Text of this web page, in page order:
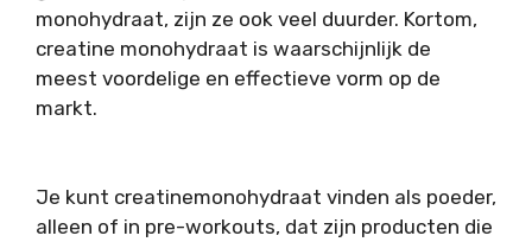
monohydraat, zijn ze ook veel duurder. Kortom,
creatine monohydraat is waarschijnlijk de
meest voordelige en effectieve vorm op de
markt.
Je kunt creatinemonohydraat vinden als poeder,
alleen of in pre-workouts, dat zijn producten die